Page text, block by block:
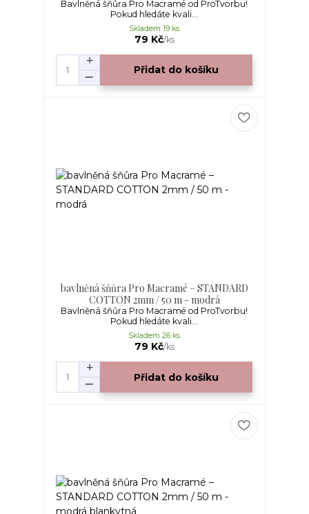
Bavlněná šňůra Pro Macramé od ProTvorbu!
Pokud hledáte kvali...
79 Kč/ks
Skladem 19 ks
Přidat do košíku
bavlněná šňůra Pro Macramé – STANDARD
COTTON 2mm / 50 m - modrá
Bavlněná šňůra Pro Macramé od ProTvorbu!
Pokud hledáte kvali...
79 Kč/ks
Skladem 26 ks
Přidat do košíku